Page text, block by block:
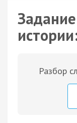
Разбор